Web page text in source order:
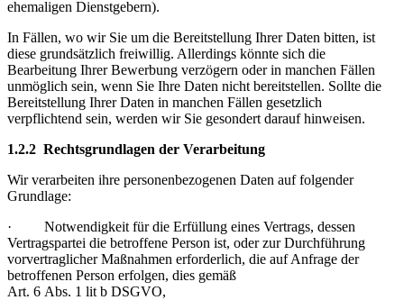
ehemaligen Dienstgebern).
In Fällen, wo wir Sie um die Bereitstellung Ihrer Daten bitten, ist
diese grundsätzlich freiwillig. Allerdings könnte sich die
Bearbeitung Ihrer Bewerbung verzögern oder in manchen Fällen
unmöglich sein, wenn Sie Ihre Daten nicht bereitstellen. Sollte die
Bereitstellung Ihrer Daten in manchen Fällen gesetzlich
verpflichtend sein, werden wir Sie gesondert darauf hinweisen.
1.2.2 Rechtsgrundlagen der Verarbeitung
Wir verarbeiten ihre personenbezogenen Daten auf folgender
Grundlage:
· Notwendigkeit für die Erfüllung eines Vertrags, dessen
Vertragspartei die betroffene Person ist, oder zur Durchführung
vorvertraglicher Maßnahmen erforderlich, die auf Anfrage der
betroffenen Person erfolgen, dies gemäß
Art. 6 Abs. 1 lit b DSGVO,